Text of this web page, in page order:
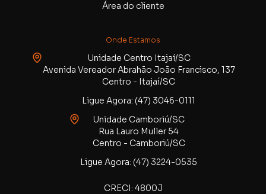
Área do cliente
Onde Estamos
Unidade Centro Itajaí/SC
Avenida Vereador Abrahão João Francisco, 137
Centro - Itajaí/SC
Ligue Agora: (47) 3046-0111
Unidade Camboriú/SC
Rua Lauro Muller 54
Centro - Camboriú/SC
Ligue Agora: (47) 3224-0535
CRECI: 4800J